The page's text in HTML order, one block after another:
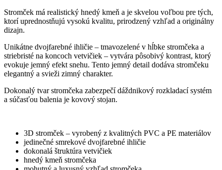
Stromček má realistický hnedý kmeň a je skvelou voľbou pre tých,
ktorí uprednostňujú vysokú kvalitu, prirodzený vzhľad a originálny
dizajn.
Unikátne dvojfarebné ihličie – tmavozelené v hĺbke stromčeka a
striebristé na koncoch vetvičiek – vytvára pôsobivý kontrast, ktorý
evokuje jemný efekt snehu. Tento jemný detail dodáva stromčeku
elegantný a svieži zimný charakter.
Dokonalý tvar stromčeka zabezpečí dáždnikový rozkladací systém
a súčasťou balenia je kovový stojan.
3D stromček – vyrobený z kvalitných PVC a PE materiálov
jedinečné smrekové dvojfarebné ihličie
dokonalá štruktúra vetvičiek
hnedý kmeň stromčeka